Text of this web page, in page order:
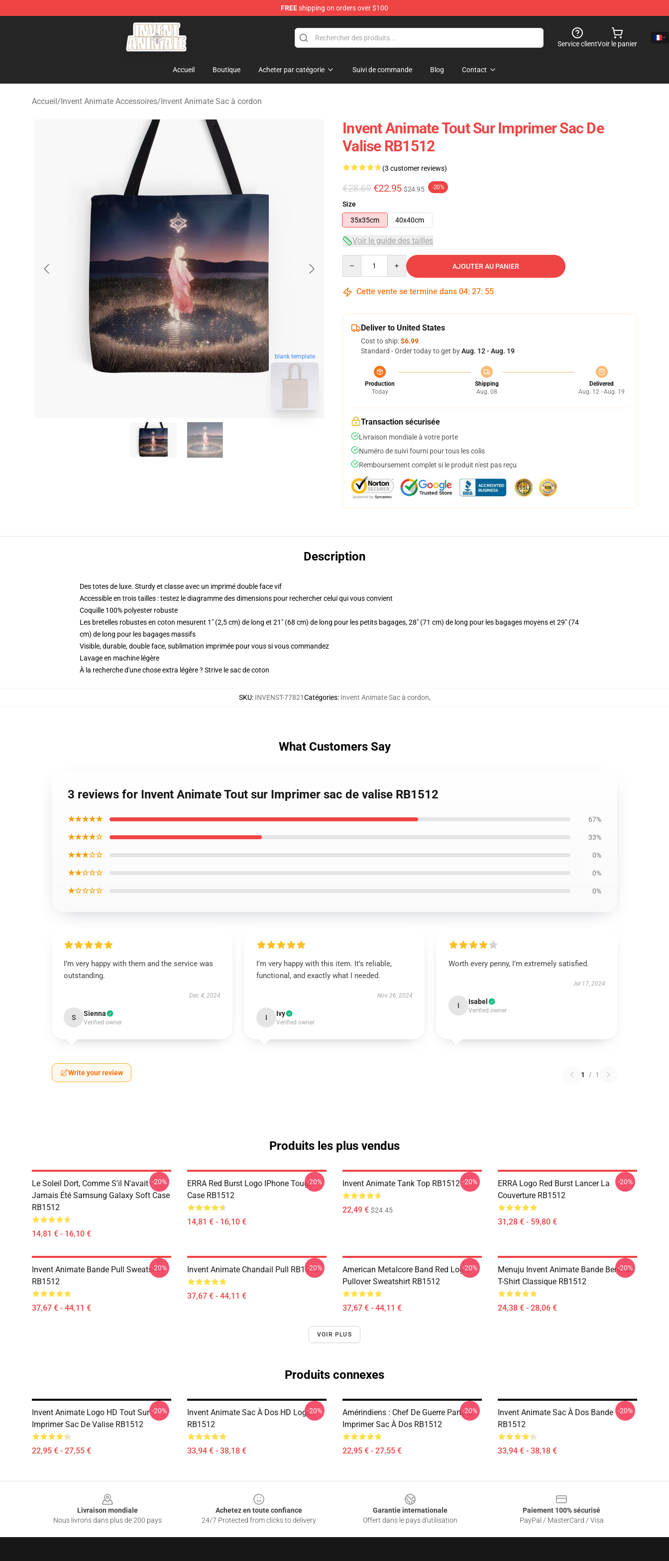
FREEshipping on orders over $100
Invent Animate Shop - Official Invent Animate Merchandise Store
Service clientVoir le panier
Accueil Boutique Acheter par catégorie Suivi de commande Blog Contact
Accueil/Invent Animate Accessoires/Invent Animate Sac à cordon
blank template
Invent Animate Tout Sur Imprimer Sac De
Valise RB1512
(3 customer reviews)
€28.69 €22.95 $24.95 -20%
Size
35x35cm
40x40cm
Voir le guide des tailles
AJOUTER AU PANIER
Cette vente se termine dans 04: 27: 54
Deliver to United States
Cost to ship:$6.99
Standard - Order today to get byAug. 12 - Aug. 19
Production
Today
Shipping
Aug. 08
Delivered
Aug. 12 - Aug. 19
Transaction sécurisée
Livraison mondiale à votre porte
Numéro de suivi fourni pour tous les colis
Remboursement complet si le produit n'est pas reçu
Description
Des totes de luxe. Sturdy et classe avec un imprimé double face vif
Accessible en trois tailles : testez le diagramme des dimensions pour rechercher celui qui vous convient
Coquille 100% polyester robuste
Les bretelles robustes en coton mesurent 1" (2,5 cm) de long et 21" (68 cm) de long pour les petits bagages, 28" (71 cm) de long pour les bagages moyens et 29" (74
cm) de long pour les bagages massifs
Visible, durable, double face, sublimation imprimée pour vous si vous commandez
Lavage en machine légère
À la recherche d'une chose extra légère ? Strive le sac de coton
SKU: INVENST-77821Catégories: Invent Animate Sac à cordon,
What Customers Say
3 reviews for Invent Animate Tout sur Imprimer sac de valise RB1512
★★★★★ 67%
★★★★☆ 33%
★★★☆☆ 0%
★★☆☆☆ 0%
★☆☆☆☆ 0%
I’m very happy with them and the service was
outstanding.
Dec 4, 2024
S Sienna
Verified owner
I’m very happy with this item. It’s reliable,
functional, and exactly what I needed.
Nov 26, 2024
I Ivy
Verified owner
Worth every penny, I’m extremely satisfied.
Jul 17, 2024
I Isabel
Verified owner
Write your review 1 / 1
Produits les plus vendus
Le Soleil Dort, Comme S'il N'avait
Jamais Été Samsung Galaxy Soft Case
RB1512
14,81 € - 16,10 €
-20%
ERRA Red Burst Logo IPhone Tough
Case RB1512
14,81 € - 16,10 €
-20% Invent Animate Tank Top RB1512
22,49 € $24.45
-20%
ERRA Logo Red Burst Lancer La
Couverture RB1512
31,28 € - 59,80 €
-20%
Invent Animate Bande Pull Sweatshirt
RB1512
37,67 € - 44,11 €
-20% Invent Animate Chandail Pull RB1512
37,67 € - 44,11 €
-20%
American Metalcore Band Red Logo
Pullover Sweatshirt RB1512
37,67 € - 44,11 €
-20%
Menuju Invent Animate Bande Berjalan
T-Shirt Classique RB1512
24,38 € - 28,06 €
-20%
VOIR PLUS
Produits connexes
Invent Animate Logo HD Tout Sur
Imprimer Sac De Valise RB1512
22,95 € - 27,55 €
-20%
Invent Animate Sac À Dos HD Logo
RB1512
33,94 € - 38,18 €
-20%
Amérindiens : Chef De Guerre Partout
Imprimer Sac À Dos RB1512
22,95 € - 27,55 €
-20%
Invent Animate Sac À Dos Bande
RB1512
33,94 € - 38,18 €
-20%
Livraison mondiale
Nous livrons dans plus de 200 pays
Achetez en toute confiance
24/7 Protected from clicks to delivery
Garantie internationale
Offert dans le pays d'utilisation
Paiement 100% sécurisé
PayPal / MasterCard / Visa